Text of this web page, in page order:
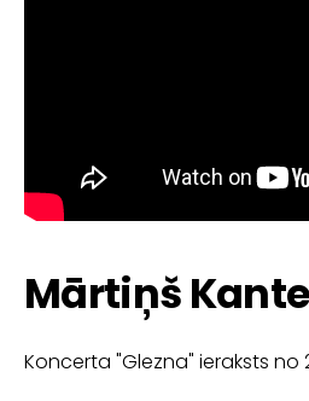
Mārtiņš
Koncerta "Glezna" ieraksts no